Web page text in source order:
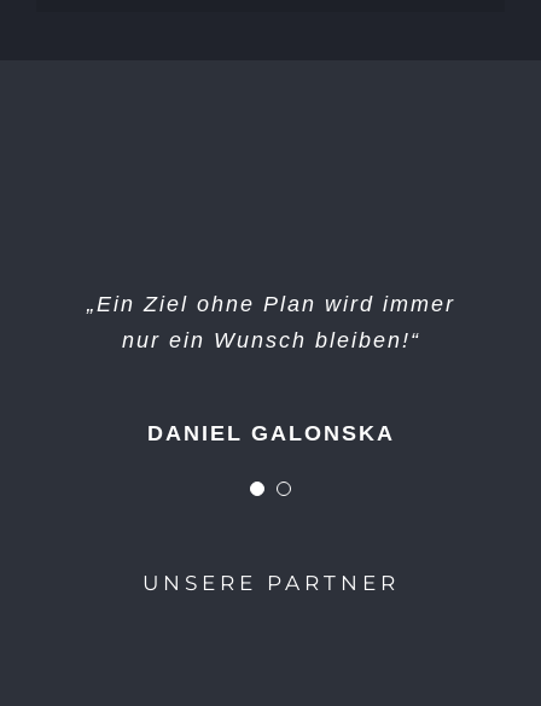
„Ein Ziel ohne Plan wird immer
nur ein Wunsch bleiben!“
DANIEL GALONSKA
„Große Dinge entstehen nicht in
der Komfortzone!“
UNBEKANNT
UNSERE PARTNER